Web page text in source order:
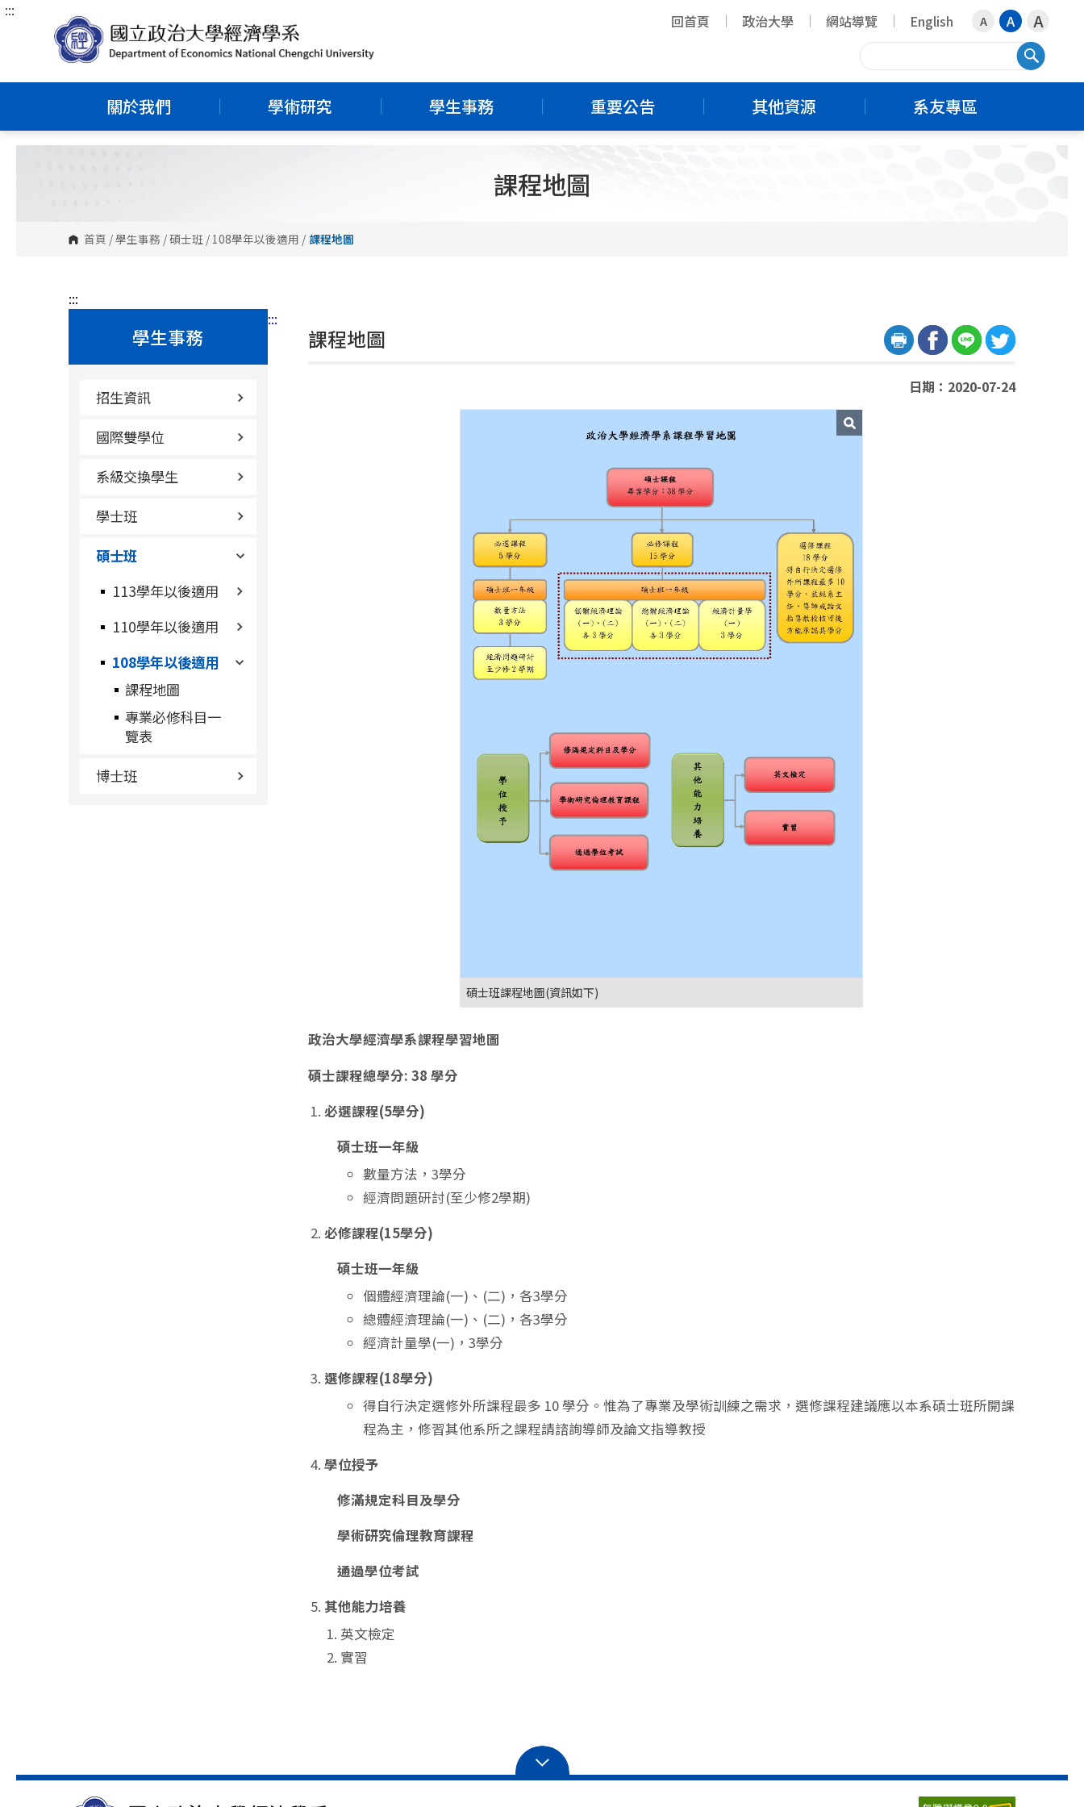
跳
區
:::
回首頁 政治大學 網站導覽 English A A A
關於我們 學術研究 學生事務 重要公告 其他資源 系友專區
課程地圖
首頁 /學生事務 /碩士班 / 108學年以後適用 / 課程地圖
:::
學生事務
招生資訊
國際雙學位
系級交換學生
學士班
碩士班
113學年以後適用
110學年以後適用
108學年以後適用
課程地圖
專業必修科目一
覽表
博士班
:::
課程地圖
日期：2020-07-24
碩士班課程地圖(資訊如下)
政治大學經濟學系課程學習地圖
碩士課程總學分: 38 學分
必選課程(5學分)
碩士班一年級
數量方法，3學分
經濟問題研討(至少修2學期)
必修課程(15學分)
碩士班一年級
個體經濟理論(一)、(二)，各3學分
總體經濟理論(一)、(二)，各3學分
經濟計量學(一)，3學分
選修課程(18學分)
得自行決定選修外所課程最多 10 學分。惟為了專業及學術訓練之需求，選修課程建議應以本系碩士班所開課
程為主，修習其他系所之課程請諮詢導師及論文指導教授
學位授予
修滿規定科目及學分
學術研究倫理教育課程
通過學位考試
其他能力培養
英文檢定
實習